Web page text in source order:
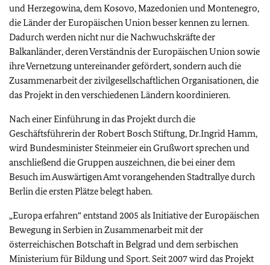
und Herzegowina, dem Kosovo, Mazedonien und Montenegro,
die Länder der Europäischen Union besser kennen zu lernen.
Dadurch werden nicht nur die Nachwuchskräfte der
Balkanländer, deren Verständnis der Europäischen Union sowie
ihre Vernetzung untereinander gefördert, sondern auch die
Zusammenarbeit der zivilgesellschaftlichen Organisationen, die
das Projekt in den verschiedenen Ländern koordinieren.
Nach einer Einführung in das Projekt durch die
Geschäftsführerin der Robert Bosch Stiftung, Dr.Ingrid Hamm,
wird Bundesminister Steinmeier ein Grußwort sprechen und
anschließend die Gruppen auszeichnen, die bei einer dem
Besuch im Auswärtigen Amt vorangehenden Stadtrallye durch
Berlin die ersten Plätze belegt haben.
„Europa erfahren“ entstand 2005 als Initiative der Europäischen
Bewegung in Serbien in Zusammenarbeit mit der
österreichischen Botschaft in Belgrad und dem serbischen
Ministerium für Bildung und Sport. Seit 2007 wird das Projekt